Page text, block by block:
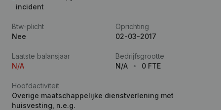
incident
Btw-plicht
Nee
Oprichting
02-03-2017
Laatste balansjaar
N/A
Bedrijfsgrootte
N/A
0 FTE
Hoofdactiviteit
Overige maatschappelijke dienstverlening met
huisvesting, n.e.g.